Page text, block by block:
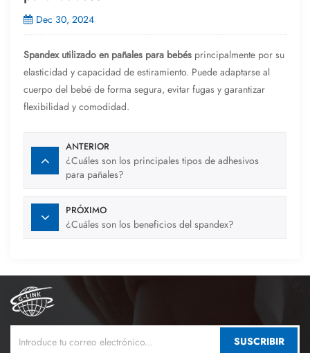
Dec 30, 2024
Spandex utilizado en pañales para bebés principalmente por su
elasticidad y capacidad de estiramiento. Puede adaptarse al
cuerpo del bebé de forma segura, evitar fugas y garantizar
flexibilidad y comodidad.
ANTERIOR
¿Cuáles son los principales tipos de adhesivos
para pañales?
PRÓXIMO
¿Cuáles son los beneficios del spandex?
SUSCRIBIR